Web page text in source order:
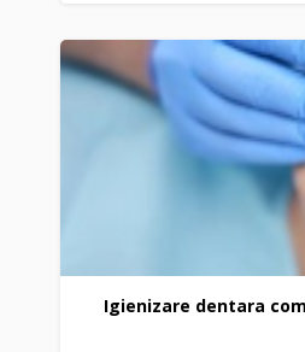
Igienizare dentara